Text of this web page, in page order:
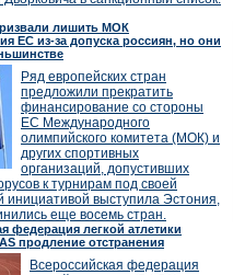
лишить МОК
ЕС из-за допуска россиян, но они
Ряд европейских стран
предложили прекратить
финансирование со стороны
ЕС Международного
олимпийского комитета (МОК) и
других спортивных
организаций, допустивших
к турнирам под своей
инициативой выступила Эстония,
еще восемь стран.
федерация легкой атлетики
продление отстранения
Всероссийская федерация